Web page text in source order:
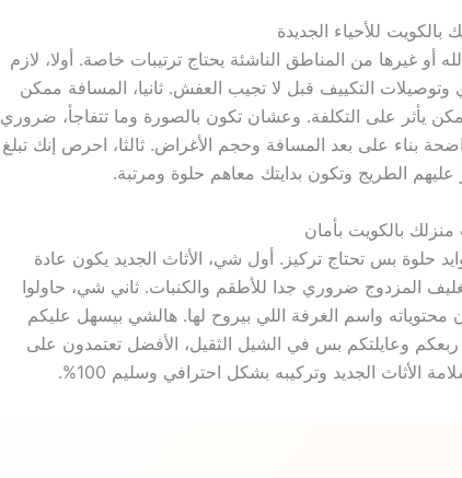
أو غيرها من المناطق الناشئة يحتاج ترتيبات خاصة. أولا، لازم
وتوصيلات التكييف قبل لا تجيب العفش. ثانيا، المسافة ممكن
يأثر على التكلفة. وعشان تكون بالصورة وما تتفاجأ، ضروري
بناء على بعد المسافة وحجم الأغراض. ثالثا، احرص إنك تبلغ
الطريج وتكون بدايتك معاهم حلوة ومرتبة.
حلوة بس تحتاج تركيز. أول شي، الأثاث الجديد يكون عادة
ضروري جدا للأطقم والكنبات. ثاني شي، حاولوا
واسم الغرفة اللي بيروح لها. هالشي بيسهل عليكم
ربعكم وعايلتكم بس في الشيل الثقيل، الأفضل تعتمدون على
الجديد وتركيبه بشكل احترافي وسليم 100%.